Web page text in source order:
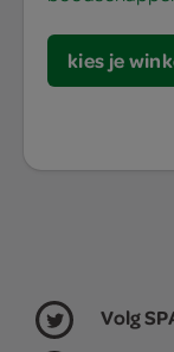
kies je
Volg